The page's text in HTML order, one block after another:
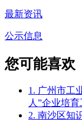
最新资讯
公示信息
您可能喜欢
1. 广州市工
人”企业培
2. 南沙区知